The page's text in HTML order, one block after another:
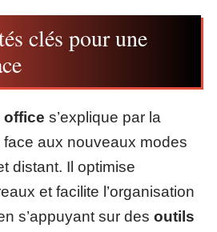
clés pour une
office s’explique par la
face aux nouveaux modes
distant. Il optimise
et facilite l’organisation
s’appuyant sur des outils